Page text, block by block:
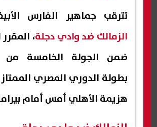
تترقب جماهير الفارس
الزمالك ضد وادي دجلة،
ضمن الجولة الخامسة من
بطولة الدوري المصري
هزيمة الأهلي أمس أمام